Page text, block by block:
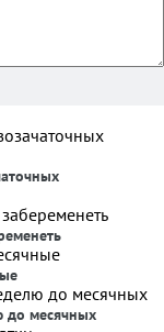
до месячных